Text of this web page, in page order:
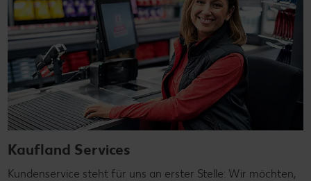
Kaufland Services
Kundenservice steht für uns an erster Stelle: Wir möchten,